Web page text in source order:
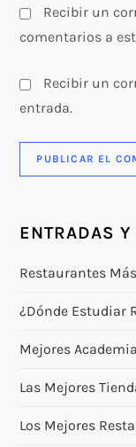
s
Recibir un
comentarios a
Recibir un
entrada.
ENTRADAS
Restaurantes
¿Dónde Estudiar
Mejores
Las Mejores
Los Mejores